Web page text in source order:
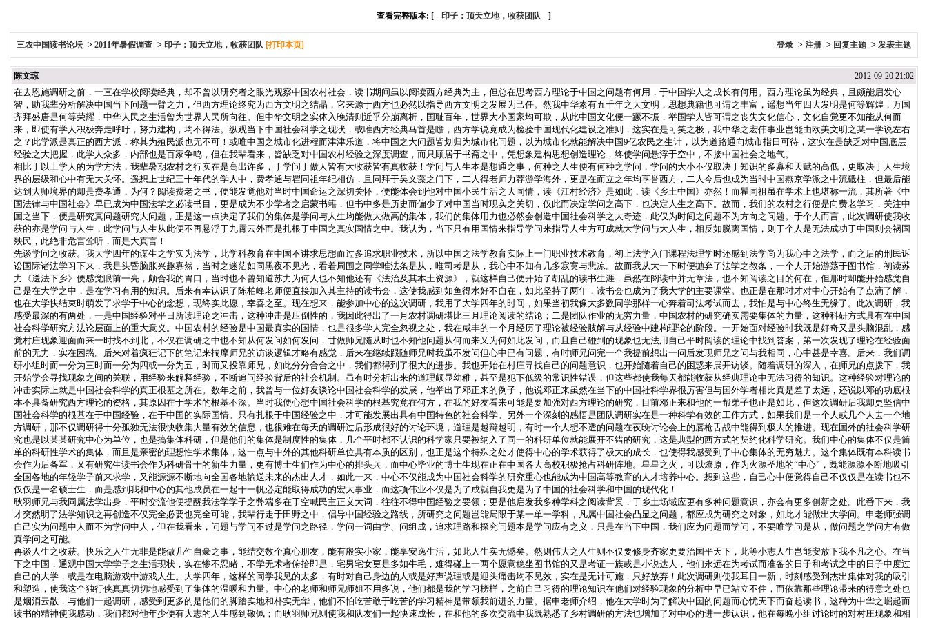
查看完整版本: [-- 印子：顶天立地，收获团队--]
三农中国读书论坛 -> 2011年暑假调查-> 印子：顶天立地，收获团队 [打印本页] 登录-> 注册-> 回复主题-> 发表主题
陈文琼 2012-09-20 21:02
在去恩施调研之前，一直在学校阅读经典，却不曾以研究者之眼光观察中国农村社会，读书期间虽以阅读西方经典为主，但总在思考西方理论于中国之问题有何用，于中国学人之成长有何用。西方理论虽为经典，且颇能启发心
智，助我辈分析解决中国当下问题一臂之力，但西方理论终究为西方文明之结晶，它来源于西方也必然以指导西方文明之发展为己任。然我中华素有五千年之大文明，思想典籍也可谓之丰富，遥想当年四大发明是何等辉煌，万国
齐拜盛唐是何等荣耀，中华人民之生活曾为世界人民所向往。但中华文明之实体入晚清则近乎分崩离析，国耻百年，世界大小国家均可欺，从此中国文化便一蹶不振，举国学人皆可谓之丧失文化信心，文化自觉更不知能从何而
来，即使有学人积极奔走呼吁，努力建构，均不得法。纵观当下中国社会科学之现状，或唯西方经典马首是瞻，西方学说竟成为检验中国现代化建设之准则，这实在是可笑之极，我中华之宏伟事业岂能由欧美文明之某一学说左右
之？此学派是真正的西方派，称其为殖民派也无不可！或唯中国之城市化进程而津津乐道，将中国之大问题皆划归为城市化问题，以为城市化就能解决中国9亿农民之生计，以为道路通向城市指日可待，这实在是缺乏对中国底层
经验之大把握，此学人众多，内部也是百家争鸣，但在我辈看来，皆缺乏对中国农村经验之深度调查，而只顾居于书斋之中，凭想象建构思想创造理论，终使学问悬浮于空中，不接中国社会之地气。
相比于以上学人的为学方法，我辈暑期农村之行实在是高出许多，于学问于做人皆有大收获皆有真收获！学问与人生本是想通之事，何种之人生便有何种之学问，学问的大小不仅取决于知识的多寡和天赋的高低，更取决于人生境
界的层级和心中有无大关怀。遥想上世纪三十年代的学人中，费孝通与瞿同祖年纪相仿，且同拜于吴文藻之门下，二人得老师力荐游学海外，更是在而立之年均享誉西方，二人今后也成为当时中国燕京学派之中流砥柱，但最后能
达到大师境界的却是费孝通，为何？阅读费老之书，便能发觉他对当时中国命运之深切关怀，便能体会到他对中国小民生活之大同情，读《江村经济》是如此，读《乡土中国》亦然！而瞿同祖虽在学术上也堪称一流，其所著《中
国法律与中国社会》早已成为中国法学之必读书目，更是成为不少学者之启蒙书籍，但书中多是历史而偏少了对中国当时现实之关切，仅此而决定学问之高下，也决定人生之高下。故而，我们的农村之行便是向费老学习，关注中
国之当下，便是研究真问题研究大问题，正是这一点决定了我们的集体是学问与人生均能做大做高的集体，我们的集体用力也必然会创造中国社会科学之大奇迹，此仅为时间之问题不为方向之问题。于个人而言，此次调研使我收
获的亦是学问与人生，此学问与人生从此便不再悬浮于九霄云外而是扎根于中国之真实国情之中。我认为，当下只有用国情来指导学问来指导人生方可成就大学问与大人生，相反如脱离国情，则于个人是无法成功于中国则会祸国
殃民，此绝非危言耸听，而是大真言！
先谈学问之收获。我大学四年的谋生之学实为法学，此学科教育在中国不讲求思想而过多追求职业技术，所以中国之法学教育实际上一门职业技术教育，初上法学入门课程法理学时还感到法学尚为我心中之法学，而之后的刑民诉
讼国际诸法学习下来，我是头昏脑胀兴趣寡然，当时之迷茫如同黑夜不见光，看着周围之同学唯法条是从，唯司考是从，我心中不知有几多寂寞与悲凉。故而我从大一下时便抛弃了法学之教条，一个人开始游荡于图书馆，初读苏
力《送法下乡》便感觉眼前一亮，颇合我的胃口，当时也不曾知道苏力为何人也不知他还有《法治及其本土资源》，就这样自己便开始了胡乱的读书生涯，虽然在阅读中并无章法，也不知阅读之目的何在，但那时却能开始感觉自
己是在大学之中，是在学习有用的知识。后来有幸认识了陈柏峰老师便直接加入其主持的读书会，这使我感到如鱼得水好不自在，如此坚持了两年，读书会也成为了我大学的主要课堂。也正是在那时才对中心开始有了点滴了解，
也在大学快结束时萌发了求学于中心的念想，现终实此愿，幸喜之至。现在想来，能参加中心的这次调研，我用了大学四年的时间，如果当初我像大多数同学那样一心奔着司法考试而去，我怕是与中心终生无缘了。此次调研，我
感受最深的有两处，一是中国经验对平日所读理论之冲击，这种冲击是压倒性的，我因此得出了一月农村调研堪比三月理论阅读的结论；二是团队作业的无穷力量，中国农村的研究确实需要集体的力量，这种科研方式具有在中国
社会科学研究方法论层面上的重大意义。中国农村的经验是中国最真实的国情，也是很多学人完全忽视之处，我在咸丰的一个月经历了理论被经验肢解与从经验中建构理论的阶段。一开始面对经验时我既是好奇又是头脑混乱，感
觉村庄现象迎面而来一时找不到北，不仅在调研之中也不知从何发问如何发问，甘做师兄随从时也不知他问题从何而来又为何如此发问，而且自己碰到的现象也无法用自己平时阅读的理论中找到答案，第一次发现了理论在经验面
前的无力，实在困惑。后来对着疯狂记下的笔记来揣摩师兄的访谈逻辑才略有感觉，后来在继续跟随师兄时我虽不发问但心中已有问题，有时师兄问完一个我提前想出一问后发现师兄之问与我相同，心中甚是幸喜。后来，我们调
研小组时而一分为三时而一分为四或一分为五，时而又投靠师兄，如此分分合合之中，我们都得到了很大的进步。我也开始在村庄寻找自己的问题意识，也开始随着自己的困惑来展开访谈。随着调研的深入，在师兄的点拨下，我
开始学会寻找现象之间的关联，用经验来解释经验，不断追问经验背后的社会机制。虽有时分析出来的道理颇显幼稚，甚至是犯下低级的常识性错误，但这些都使我每天都能收获从经典理论中无法习得的知识。这种经验对理论的
冲击实际上就是中国社会科学的真正根基之所在。数年之前，我曾与一位好友谈论中国社会科学的发展，他举出了邓正来的例子，他说邓正来虽然在当下的中国社科学界很厉害但与国外学者相比真是差了太远，还说以邓的功底根
本不具备研究西方理论的资格，其原因在于学术的根基不深。当时我便心想中国社会科学的根基究竟在何方，在我的好友看来可能是要加强对西方理论的研究，目前邓正来和他的一帮弟子也正是如此，但这次调研后我却更坚信中
国社会科学的根基在于中国经验，在于中国的实际国情。只有扎根于中国经验之中，才可能发展出具有中国特色的社会科学。另外一个深刻的感悟是团队调研实在是一种科学有效的工作方式，如果我们是一个人或几个人去一个地
方调研，那不仅调研得十分孤独无法很快收集大量有效的信息，也很难在每天的调研过后形成很好的讨论环境，道理是越辩越明，有时一个人想不透的问题在夜晚讨论会上的唇枪舌战中能得到极大的推进。现在国外的社会科学研
究也是以某某研究中心为单位，也是搞集体科研，但是他们的集体是制度性的集体，几个平时都不认识的科学家只要被纳入了同一的科研单位就能展开不错的研究，这是典型的西方式的契约化科学研究。我们中心的集体不仅是简
单的科研性学术的集体，而且是亲密的理想性学术集体，这一点与中外的其他科研单位具有本质的区别，也正是这个特殊之处才使得中心的学术获得了极大的成长，也使得我感受到了中心集体的无穷魅力。这个集体既有本科读书
会作为后备军，又有研究生读书会作为科研骨干的新生力量，更有博士生们作为中心的排头兵，而中心毕业的博士生现在正在中国各大高校积极抢占科研阵地。星星之火，可以燎原，作为火源圣地的“中心”，既能源源不断地吸引
全国各地的年轻学子前来求学，又能源源不断地向全国各地输送未来的杰出人才，如此一来，中心不仅能成为中国社会科学的研究重心也能成为中国高等教育的人才培养中心。想到这些，自己心中便觉得自己不仅仅是在读书也不
仅仅是一名硕士生，而是感到我和中心的其他成员在一起干一帆必定能取得成功的宏大事业，而这项伟业不仅是为了成就自我更是为了中国的社会科学和中国的现代化！
耿羽师兄与我同属法学出身，平时交流他便提醒我法学学子之弊端多在于空喊民主正义大词，往往不得中国经验之要领；更是他启发我多种学科之阅读背景，于乡土场域应更有多种问题意识，亦会有更多创新之处。此番下来，我
才突然明了法学知识之再创造不仅完全必要也完全可能，我辈行走于田野之中，倡导中国经验之路线，所研究之问题岂能局限于某一单一学科，凡属中国社会凸显之问题，都应成为研究之对象，如此才能做出大学问。申老师强调
自己实为问题中人而不为学问中人，但在我看来，问题与学问不过是学问之路径，学问一词由学、问组成，追求理路和探究问题本是学问应有之义，只是在当下中国，我们应为问题而学问，不要唯学问是从，做问题之学问方有做
真学问之可能。
再谈人生之收获。快乐之人生无非是能做几件自豪之事，能结交数个真心朋友，能有殷实小家，能享安逸生活，如此人生实无憾矣。然则伟大之人生则不仅要修身齐家更要治国平天下，此等小志人生岂能安放下我不凡之心。在当
下之中国，通观中国大学学子之生活现状，实在惨不忍睹，不学无术者俯拾即是，宅男宅女更是多如牛毛，难得碰上一两个愿意稳坐图书馆的又是考证一族或是小说达人，他们永远在为考试而准备的日子和考试之中的日子中度过
自己的大学，或是在电脑游戏中游戏人生。大学四年，这样的同学我见的太多，有时对自己身边的人或是好声说理或是迎头痛击均不见效，实在是无计可施，只好放弃！此次调研则使我耳目一新，时刻感受到杰出集体对我的吸引
和塑造，使我这个独行侠真真切切地感受到了集体的温暖和力量。中心的老师和师兄师姐不用多说，他们都是我的学习榜样，之前自己习得的理论知识在他们对经验现象的分析中早已站立不住，而依靠那些理论带来的得意之处也
是烟消云散，与他们一起调研，感受到更多的是他们的脚踏实地和朴实无华，他们不怕吃苦敢于吃苦的学习精神是带领我前进的力量。据申老师介绍，他在大学时为了解决中国的问题而心忧天下而奋起读书，这种为中华之崛起而
读书的精神使我感动，我们都对他年少便有大志的人生感到敬佩；而耿羽师兄则使我和队友们一起快速成长，在和他的多次交流中我既熟悉了乡村调研的方法也增加了对中心的进一步认识，他在每晚小组讨论时的对村庄现象和相